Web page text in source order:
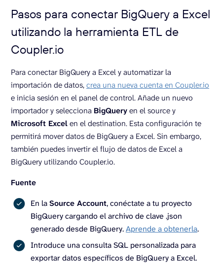
Pasos para conectar BigQuery a Excel
utilizando la herramienta ETL de
Coupler.io
Para conectar BigQuery a Excel y automatizar la
importación de datos,crea una nueva cuenta en Coupler.io
e inicia sesión en el panel de control. Añade un nuevo
importador y selecciona BigQueryen el source y
Microsoft Excelen el destination. Esta configuración te
permitirá mover datos de BigQuery a Excel. Sin embargo,
también puedes invertir el flujo de datos de Excel a
BigQuery utilizando Coupler.io.
Fuente
En laSource Account, conéctate a tu proyecto
BigQuery cargando el archivo de clave .json
generado desde BigQuery.Aprende a obtenerla.
Introduce una consulta SQL personalizada para
exportar datos específicos de BigQuery a Excel.